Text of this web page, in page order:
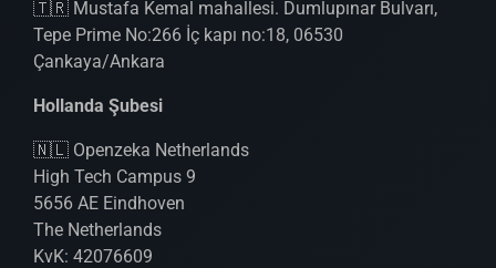
🇹🇷 Mustafa Kemal mahallesi. Dumlupınar Bulvarı,
Tepe Prime No:266 İç kapı no:18, 06530
Çankaya/Ankara
Hollanda Şubesi
🇳🇱 Openzeka Netherlands
High Tech Campus 9
5656 AE Eindhoven
The Netherlands
KvK: 42076609